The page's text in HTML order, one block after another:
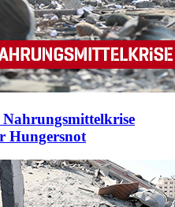
Nahrungsmittelkrise
Hungersnot